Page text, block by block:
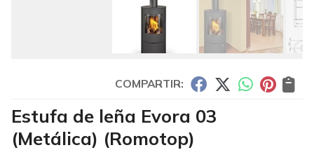
COMPARTIR:
Estufa de leña Evora 03
(Metálica) (Romotop)